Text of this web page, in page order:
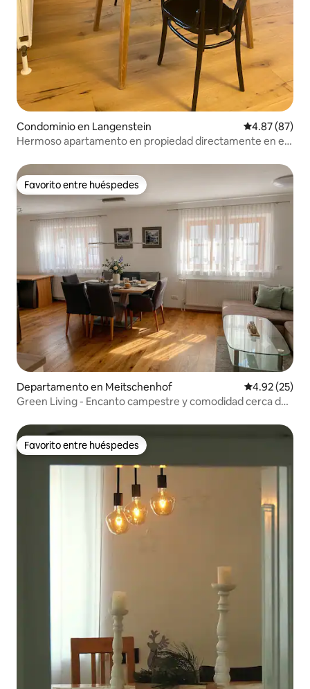
Condominio en Langenstein Calificación
4.87 (87)
Hermoso apartamento en propiedad directamente en el
Favorito entre huéspedes
Favorito entre huéspedes
Departamento en Meitschenhof Calificación
4.92 (25)
Green Living - Encanto campestre y comodidad cerca de
Favorito entre huéspedes
Favorito entre huéspedes